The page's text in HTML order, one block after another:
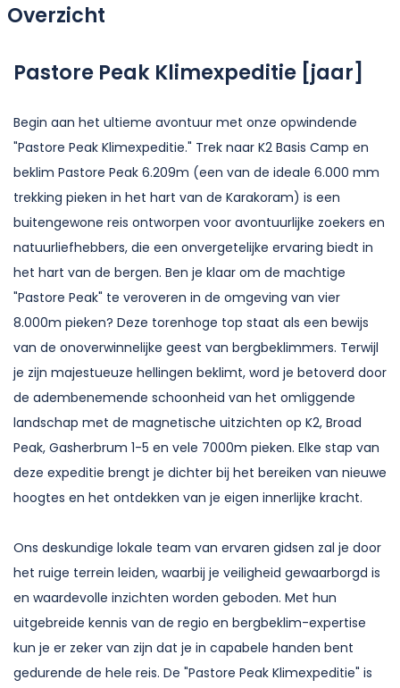
Overzicht
Pastore Peak Klimexpeditie [jaar]
Begin aan het ultieme avontuur met onze opwindende
"Pastore Peak Klimexpeditie." Trek naar K2 Basis Camp en
beklim Pastore Peak 6.209m (een van de ideale 6.000 mm
trekking pieken in het hart van de Karakoram) is een
buitengewone reis ontworpen voor avontuurlijke zoekers en
natuurliefhebbers, die een onvergetelijke ervaring biedt in
het hart van de bergen. Ben je klaar om de machtige
"Pastore Peak" te veroveren in de omgeving van vier
8.000m pieken? Deze torenhoge top staat als een bewijs
van de onoverwinnelijke geest van bergbeklimmers. Terwijl
je zijn majestueuze hellingen beklimt, word je betoverd door
de adembenemende schoonheid van het omliggende
landschap met de magnetische uitzichten op K2, Broad
Peak, Gasherbrum 1-5 en vele 7000m pieken. Elke stap van
deze expeditie brengt je dichter bij het bereiken van nieuwe
hoogtes en het ontdekken van je eigen innerlijke kracht.
Ons deskundige lokale team van ervaren gidsen zal je door
het ruige terrein leiden, waarbij je veiligheid gewaarborgd is
en waardevolle inzichten worden geboden. Met hun
uitgebreide kennis van de regio en bergbeklim-expertise
kun je er zeker van zijn dat je in capabele handen bent
gedurende de hele reis. De "Pastore Peak Klimexpeditie" is